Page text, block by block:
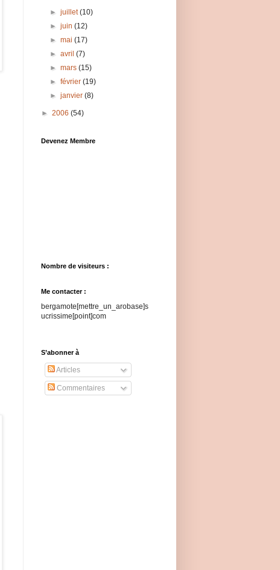
►juillet(10)
►juin(12)
►mai(17)
►avril(7)
►mars(15)
►février(19)
►janvier(8)
► 2006 (54)
Devenez Membre
Nombre de visiteurs :
Me contacter :
bergamote[mettre_un_arobase]s
ucrissime[point]com
S’abonner à
Articles
Commentaires